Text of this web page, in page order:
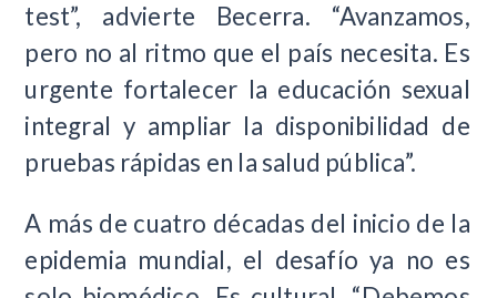
test”, advierte Becerra. “Avanzamos,
pero no al ritmo que el país necesita. Es
urgente fortalecer la educación sexual
integral y ampliar la disponibilidad de
pruebas rápidas en la salud pública”.
A más de cuatro décadas del inicio de la
epidemia mundial, el desafío ya no es